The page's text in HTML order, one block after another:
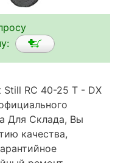
Still RC 40-25 T - DX
Для Склада, Вы
качества,